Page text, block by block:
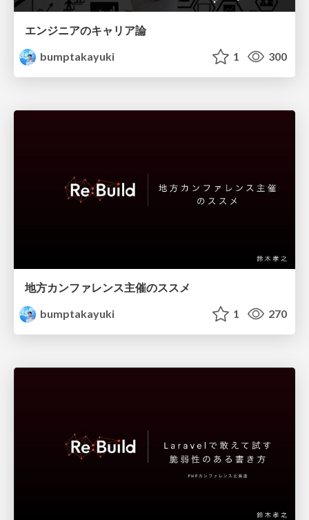
エンジニアのキャリア論
bumptakayuki
1 300
地方カンファレンス主催のススメ
bumptakayuki
1 270